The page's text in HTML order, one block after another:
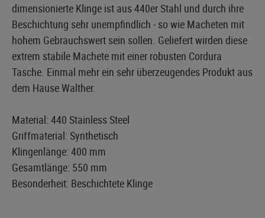
dimensionierte Klinge ist aus 440er Stahl und durch ihre
Beschichtung sehr unempfindlich - so wie Macheten mit
hohem Gebrauchswert sein sollen. Geliefert wirden diese
extrem stabile Machete mit einer robusten Cordura
Tasche. Einmal mehr ein sehr überzeugendes Produkt aus
dem Hause Walther.
Material: 440 Stainless Steel
Griffmaterial: Synthetisch
Klingenlänge: 400 mm
Gesamtlänge: 550 mm
Besonderheit: Beschichtete Klinge